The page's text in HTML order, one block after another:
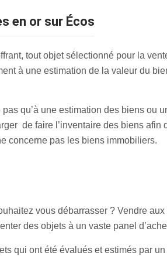
en or sur Écos
tout objet sélectionné pour la
à une estimation de la valeur du
qu’à une estimation des biens ou
de faire l’inventaire des biens
concerne pas les biens immobiliers.
vous débarrasser ? Vendre
des objets à un vaste panel
qui ont été évalués et estimés par